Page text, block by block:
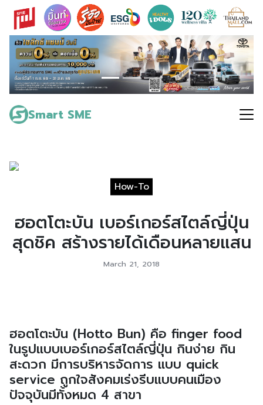
Skip
content
Smart SME
Search
for:
How-To
ฮอตโตะบัน เบอร์เกอร์สไตล์ญี่ปุ่น
สุดชิค สร้างรายได้เดือนหลายแสน
March 21, 2018
ฮอตโตะบัน (Hotto Bun) คือ finger food
ในรูปแบบเบอร์เกอร์สไตล์ญี่ปุ่น กินง่าย กิน
สะดวก มีการบริหารจัดการ แบบ quick
service ถูกใจสังคมเร่งรีบแบบคนเมือง
ปัจจุบันมีทั้งหมด 4 สาขา